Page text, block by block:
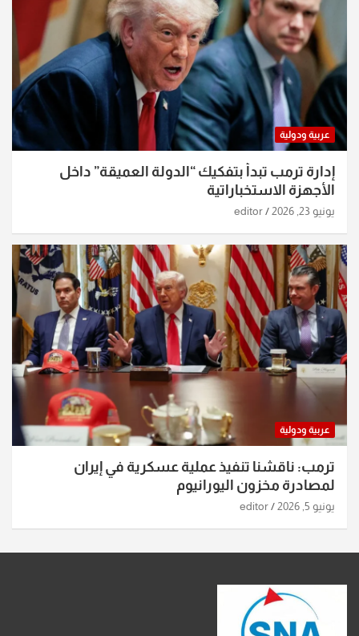
عربية ودولية
إدارة ترمب تبدأ بتفكيك “الدولة العميقة” داخل
الأجهزة الاستخباراتية
يونيو 23, 2026 editor
عربية ودولية
ترمب: ناقشنا تنفيذ عملية عسكرية في إيران
لمصادرة مخزون اليورانيوم
يونيو 5, 2026 editor